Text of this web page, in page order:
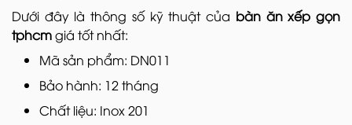
Dưới đây là thông số kỹ thuật của bàn ăn xếp gọn
tphcmgiá tốt nhất:
Mã sản phẩm: DN011
Bảo hành: 12 tháng
Chất liệu: Inox 201